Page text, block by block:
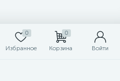
0
Избранное
0
Корзина Войти